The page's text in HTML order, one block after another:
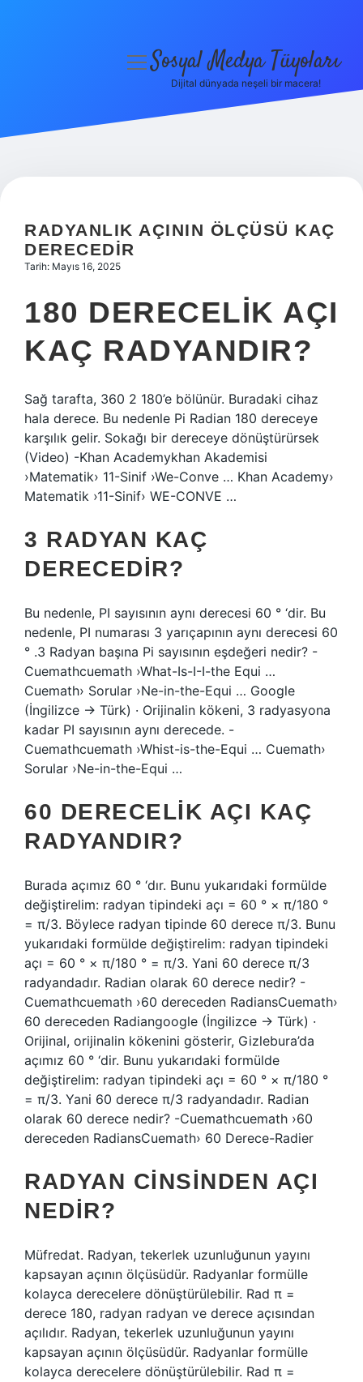
Hakkımızda
menüyüSosyal Medya Tüyoları
Dijital dünyada neşeli bir macera!
RADYANLIK AÇININ ÖLÇÜSÜ KAÇ
DERECEDIR
Tarih: Mayıs 16, 2025
180 DERECELIK AÇI
KAÇ RADYANDIR?
Sağ tarafta, 360 2 180’e bölünür. Buradaki cihaz
hala derece. Bu nedenle Pi Radian 180 dereceye
karşılık gelir. Sokağı bir dereceye dönüştürürsek
(Video) -Khan Academykhan Akademisi
›Matematik› 11-Sinif ›We-Conve … Khan Academy›
Matematik ›11-Sinif› WE-CONVE …
3 RADYAN KAÇ
DERECEDIR?
Bu nedenle, PI sayısının aynı derecesi 60 ° ‘dir. Bu
nedenle, PI numarası 3 yarıçapının aynı derecesi 60
° .3 Radyan başına Pi sayısının eşdeğeri nedir? -
Cuemathcuemath ›What-Is-I-I-the Equi …
Cuemath› Sorular ›Ne-in-the-Equi … Google
(İngilizce → Türk) · Orijinalin kökeni, 3 radyasyona
kadar PI sayısının aynı derecede. -
Cuemathcuemath ›Whist-is-the-Equi … Cuemath›
Sorular ›Ne-in-the-Equi …
60 DERECELIK AÇI KAÇ
RADYANDIR?
Burada açımız 60 ° ‘dır. Bunu yukarıdaki formülde
değiştirelim: radyan tipindeki açı = 60 ° × π/180 °
= π/3. Böylece radyan tipinde 60 derece π/3. Bunu
yukarıdaki formülde değiştirelim: radyan tipindeki
açı = 60 ° × π/180 ° = π/3. Yani 60 derece π/3
radyandadır. Radian olarak 60 derece nedir? -
Cuemathcuemath ›60 dereceden RadiansCuemath›
60 dereceden Radiangoogle (İngilizce → Türk) ·
Orijinal, orijinalin kökenini gösterir, Gizlebura’da
açımız 60 ° ‘dir. Bunu yukarıdaki formülde
değiştirelim: radyan tipindeki açı = 60 ° × π/180 °
= π/3. Yani 60 derece π/3 radyandadır. Radian
olarak 60 derece nedir? -Cuemathcuemath ›60
dereceden RadiansCuemath› 60 Derece-Radier
RADYAN CINSINDEN AÇI
NEDIR?
Müfredat. Radyan, tekerlek uzunluğunun yayını
kapsayan açının ölçüsüdür. Radyanlar formülle
kolayca derecelere dönüştürülebilir. Rad π =
derece 180, radyan radyan ve derece açısından
açılıdır. Radyan, tekerlek uzunluğunun yayını
kapsayan açının ölçüsüdür. Radyanlar formülle
kolayca derecelere dönüştürülebilir. Rad π =